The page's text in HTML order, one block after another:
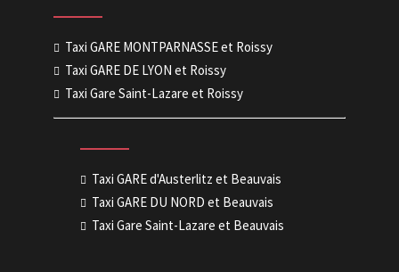
Taxi GARE MONTPARNASSE et Roissy
Taxi GARE DE LYON et Roissy
Taxi Gare Saint-Lazare et Roissy
Taxi GARE d'Austerlitz et Beauvais
Taxi GARE DU NORD et Beauvais
Taxi Gare Saint-Lazare et Beauvais